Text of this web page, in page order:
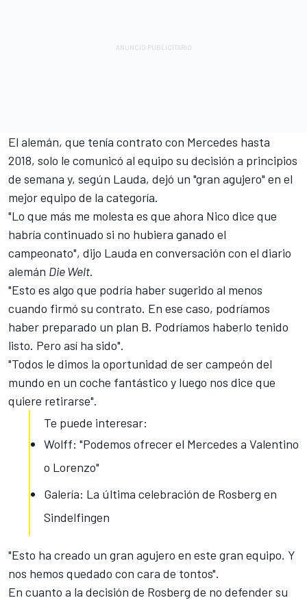
El alemán, que tenía contrato con Mercedes hasta
2018, solo le comunicó al equipo su decisión a principios
de semana y, según Lauda, dejó un "gran agujero" en el
mejor equipo de la categoría.
"Lo que más me molesta es que ahora Nico dice que
habría continuado si no hubiera ganado el
campeonato", dijo Lauda en conversación con el diario
alemán Die Welt.
"Esto es algo que podría haber sugerido al menos
cuando firmó su contrato. En ese caso, podríamos
haber preparado un plan B. Podríamos haberlo tenido
listo. Pero así ha sido".
"Todos le dimos la oportunidad de ser campeón del
mundo en un coche fantástico y luego nos dice que
quiere retirarse".
Te puede interesar:
Wolff: "Podemos ofrecer el Mercedes a Valentino
o Lorenzo"
Galería: La última celebración de Rosberg en
Sindelfingen
"Esto ha creado un gran agujero en este gran equipo. Y
nos hemos quedado con cara de tontos".
En cuanto a la decisión de Rosberg de no defender su